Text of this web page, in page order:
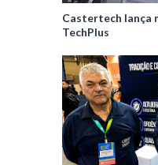
Castertech lança
TechPlus